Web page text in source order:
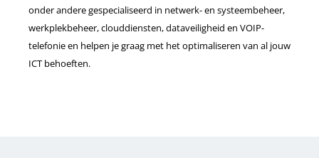
onder andere gespecialiseerd in netwerk- en systeembeheer,
werkplekbeheer, clouddiensten, dataveiligheid en VOIP-
telefonie en helpen je graag met het optimaliseren van al jouw
ICT behoeften.